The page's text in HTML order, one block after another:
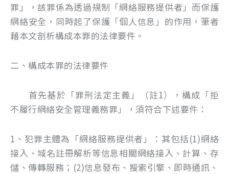
罪」，該罪係為透過規制「網絡服務提供者」而保護
網絡安全，同時起了保護「個人信息」的作用，筆者
藉本文剖析構成本罪的法律要件。
二、構成本罪的法律要件
首先基於「罪刑法定主義」（註1），構成「拒
不履行網絡安全管理義務罪」，須符合下述要件：
1、犯罪主體為「網絡服務提供者」：其包括(1)網絡
接入、域名註冊解析等信息相關網絡接入、計算、存
儲、傳轉服務；(2)信息發布、搜索引擎、即時通訊、